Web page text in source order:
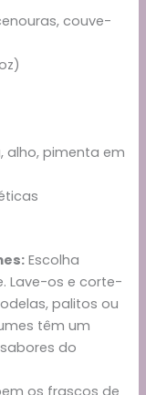
couve-
alho, pimenta em
Escolha
Lave-os e corte-
palitos ou
têm um
do
os frascos de